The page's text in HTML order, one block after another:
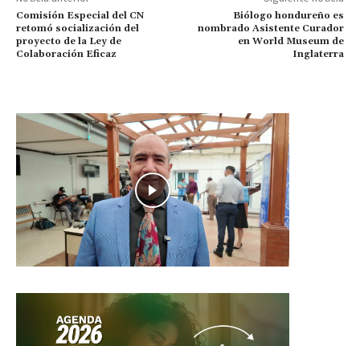
Comisión Especial del CN
retomó socialización del
proyecto de la Ley de
Colaboración Eficaz
Biólogo hondureño es
nombrado Asistente Curador
en World Museum de
Inglaterra